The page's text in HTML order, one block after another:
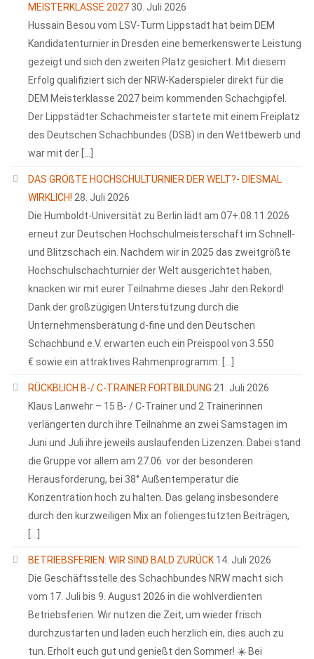
MEISTERKLASSE 2027 30. Juli 2026
Hussain Besou vom LSV-Turm Lippstadt hat beim DEM
Kandidatenturnier in Dresden eine bemerkenswerte Leistung
gezeigt und sich den zweiten Platz gesichert. Mit diesem
Erfolg qualifiziert sich der NRW-Kaderspieler direkt für die
DEM Meisterklasse 2027 beim kommenden Schachgipfel.
Der Lippstädter Schachmeister startete mit einem Freiplatz
des Deutschen Schachbundes (DSB) in den Wettbewerb und
war mit der […]
DAS GRÖßTE HOCHSCHULTURNIER DER WELT?- DIESMAL
WIRKLICH! 28. Juli 2026
Die Humboldt-Universität zu Berlin lädt am 07+.08.11.2026
erneut zur Deutschen Hochschulmeisterschaft im Schnell-
und Blitzschach ein. Nachdem wir in 2025 das zweitgrößte
Hochschulschachturnier der Welt ausgerichtet haben,
knacken wir mit eurer Teilnahme dieses Jahr den Rekord!
Dank der großzügigen Unterstützung durch die
Unternehmensberatung d-fine und den Deutschen
Schachbund e.V. erwarten euch ein Preispool von 3.550
€ sowie ein attraktives Rahmenprogramm: […]
RÜCKBLICH B-/ C-TRAINER FORTBILDUNG 21. Juli 2026
Klaus Lanwehr – 15 B- / C-Trainer und 2 Trainerinnen
verlängerten durch ihre Teilnahme an zwei Samstagen im
Juni und Juli ihre jeweils auslaufenden Lizenzen. Dabei stand
die Gruppe vor allem am 27.06. vor der besonderen
Herausforderung, bei 38° Außentemperatur die
Konzentration hoch zu halten. Das gelang insbesondere
durch den kurzweiligen Mix an foliengestützten Beiträgen,
[…]
BETRIEBSFERIEN: WIR SIND BALD ZURÜCK 14. Juli 2026
Die Geschäftsstelle des Schachbundes NRW macht sich
vom 17. Juli bis 9. August 2026 in die wohlverdienten
Betriebsferien. Wir nutzen die Zeit, um wieder frisch
durchzustarten und laden euch herzlich ein, dies auch zu
tun. Erholt euch gut und genießt den Sommer! ☀️ Bei